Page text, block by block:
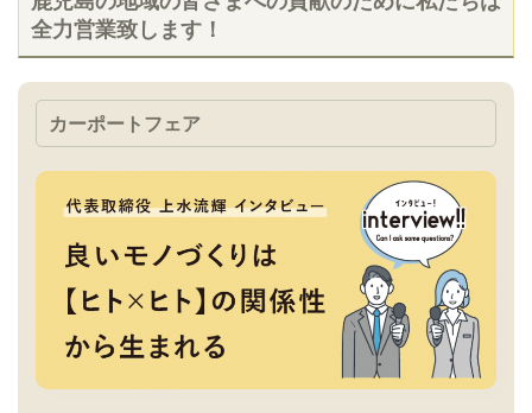
全力営業致します！
カーポートフェア